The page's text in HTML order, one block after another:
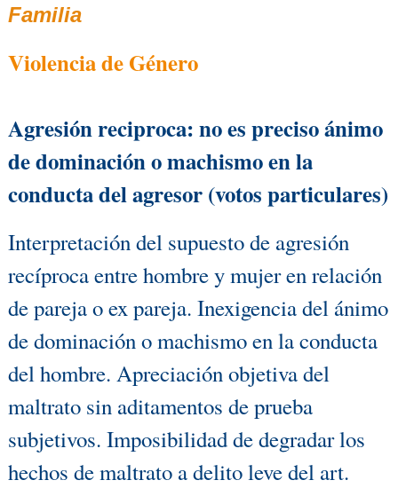
Familia
Violencia de Género
Agresión reciproca: no es preciso ánimo
de dominación o machismo en la
conducta del agresor (votos particulares)
Interpretación del supuesto de agresión
recíproca entre hombre y mujer en relación
de pareja o ex pareja. Inexigencia del ánimo
de dominación o machismo en la conducta
del hombre. Apreciación objetiva del
maltrato sin aditamentos de prueba
subjetivos. Imposibilidad de degradar los
hechos de maltrato a delito leve del art.